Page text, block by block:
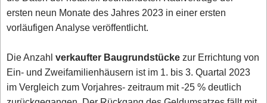
ersten neun Monate des Jahres 2023 in einer ersten
vorläufigen Analyse veröffentlicht.
Die Anzahlverkaufter Baugrundstückezur Errichtung von
Ein- und Zweifamilienhäusern ist im 1. bis 3. Quartal 2023
im Vergleich zum Vorjahres- zeitraum mit -25 % deutlich